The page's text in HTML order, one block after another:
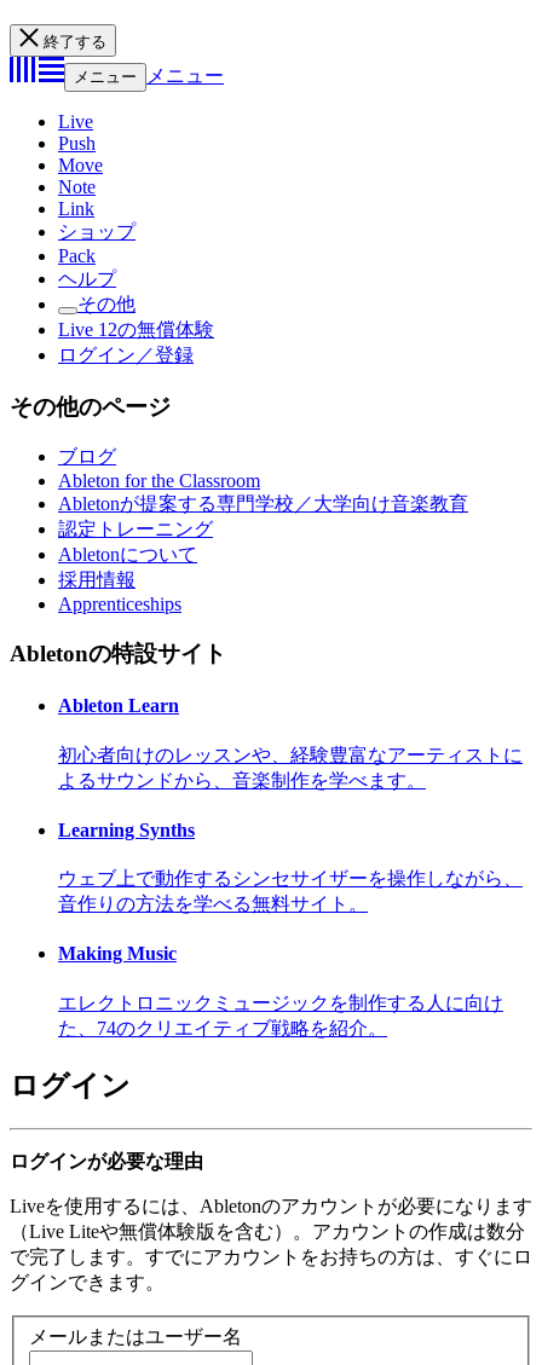
終了する
メニュー
メニュー
Live
Push
Move
Note
Link
ショップ
Pack
ヘルプ
その他
Live 12の無償体験
ログイン／登録
その他のページ
ブログ
Ableton for the Classroom
Abletonが提案する専門学校／大学向け音楽教育
認定トレーニング
Abletonについて
採用情報
Apprenticeships
Abletonの特設サイト
Ableton Learn
初心者向けのレッスンや、経験豊富なアーティストに
よるサウンドから、音楽制作を学べます。
Learning Synths
ウェブ上で動作するシンセサイザーを操作しながら、
音作りの方法を学べる無料サイト。
Making Music
エレクトロニックミュージックを制作する人に向け
た、74のクリエイティブ戦略を紹介。
ログイン
ログインが必要な理由
Liveを使用するには、Abletonのアカウントが必要になります
（Live Liteや無償体験版を含む）。アカウントの作成は数分
で完了します。すでにアカウントをお持ちの方は、すぐにロ
グインできます。
メールまたはユーザー名